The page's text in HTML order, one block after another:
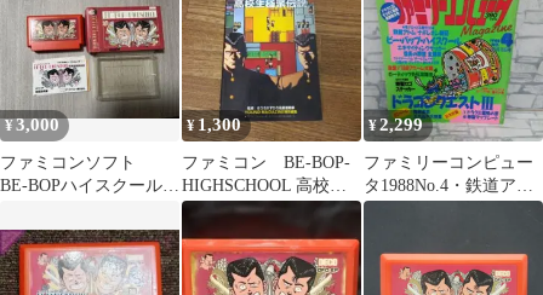
¥3,000
ファミコンソフト
BE-BOPハイスクール
¥ 1,300
ファミコン BE-BOP-
HIGHSCHOOL 高校生
極楽伝説 攻略本
¥2,299
ファミリーコンピュー
タ1988No.4・鉄道アト
ム・ビーバップハイス